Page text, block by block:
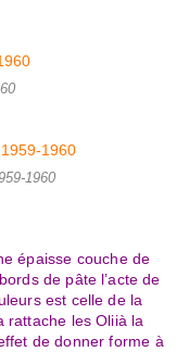
1960
épaisse couche de
de pâte l’acte de
est celle de la
rattache lesOliià la
de donner forme à